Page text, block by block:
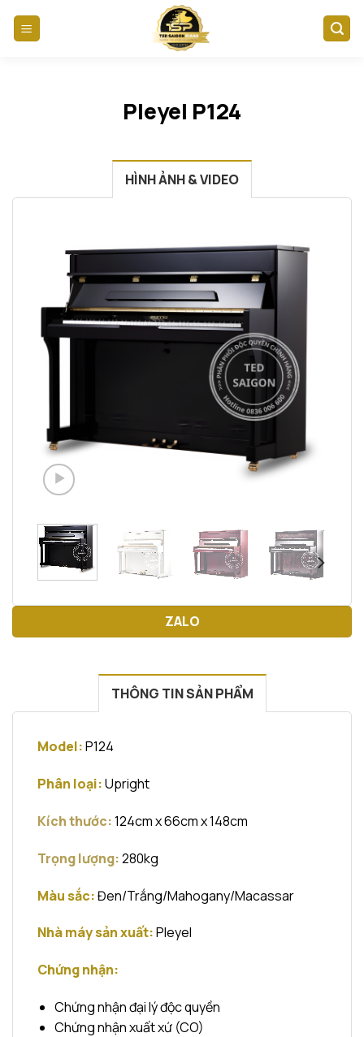
Pleyel P124
HÌNH ẢNH & VIDEO
ZALO
THÔNG TIN SẢN PHẨM
Model:P124
Phân loại:Upright
Kích thước:124cm x 66cm x 148cm
Trọng lượng:280kg
Màu sắc:Đen/Trắng/Mahogany/Macassar
Nhà máy sản xuất:Pleyel
Chứng nhận:
Chứng nhận đại lý độc quyền
Chứng nhận xuất xứ (CO)